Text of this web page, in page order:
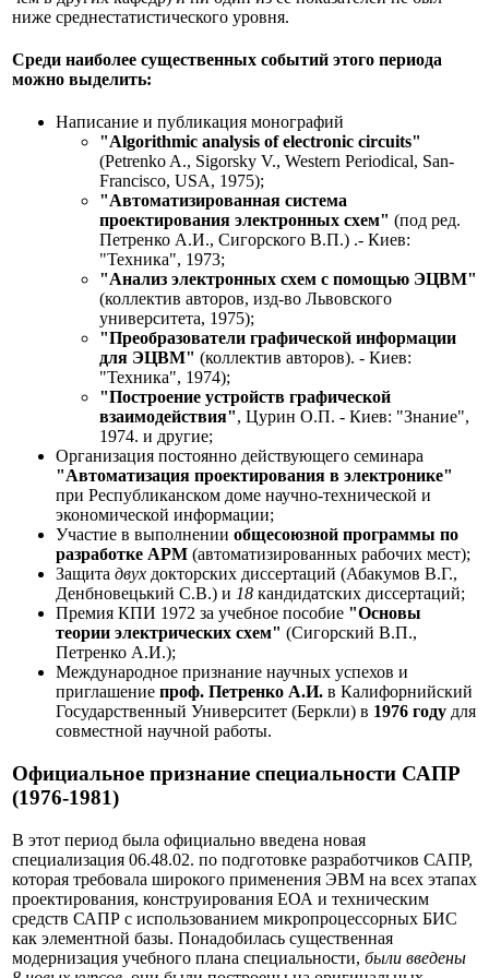
ниже среднестатистического уровня.
Cреди наиболее существенных событий этого периода
можно выделить:
Написание и публикация монографий
"Algorithmic analysis of electronic circuits"
(Petrenko A., Sigorsky V., Western Periodical, San-
Francisco, USA, 1975);
"Автоматизированная система
проектирования электронных схем" (под ред.
Петренко А.И., Сигорского В.П.) .- Киев:
"Техника", 1973;
"Анализ электронных схем с помощью ЭЦВМ"
(коллектив авторов, изд-во Львовского
университета, 1975);
"Преобразователи графической информации
для ЭЦВМ" (коллектив авторов). - Киев:
"Техника", 1974);
"Построение устройств графической
взаимодействия", Цурин О.П. - Киев: "Знание",
1974. и другие;
Организация постоянно действующего семинара
"Автоматизация проектирования в электронике"
при Республиканском доме научно-технической и
экономической информации;
Участие в выполнении общесоюзной программы по
разработке АРМ (автоматизированных рабочих мест);
Защита двух докторских диссертаций (Абакумов В.Г.,
Денбновецький С.В.) и 18 кандидатских диссертаций;
Премия КПИ 1972 за учебное пособие "Основы
теории электрических схем" (Сигорский В.П.,
Петренко А.И.);
Международное признание научных успехов и
приглашение проф. Петренко А.И. в Калифорнийский
Государственный Университет (Беркли) в 1976 году для
совместной научной работы.
Официальное признание специальности САПР
(1976-1981)
В этот период была официально введена новая
специализация 06.48.02. по подготовке разработчиков САПР,
которая требовала широкого применения ЭВМ на всех этапах
проектирования, конструирования ЕОА и техническим
средств САПР с использованием микропроцессорных БИС
как элементной базы. Понадобилась существенная
модернизация учебного плана специальности, были введены